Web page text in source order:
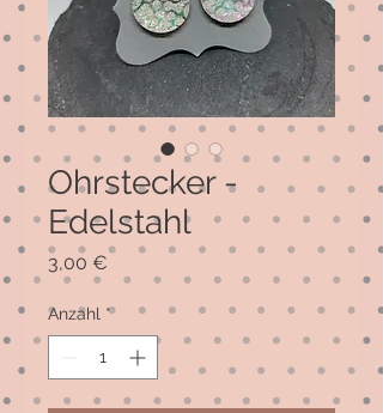
Ohrstecker -
Edelstahl
3,00 €
Anzahl *